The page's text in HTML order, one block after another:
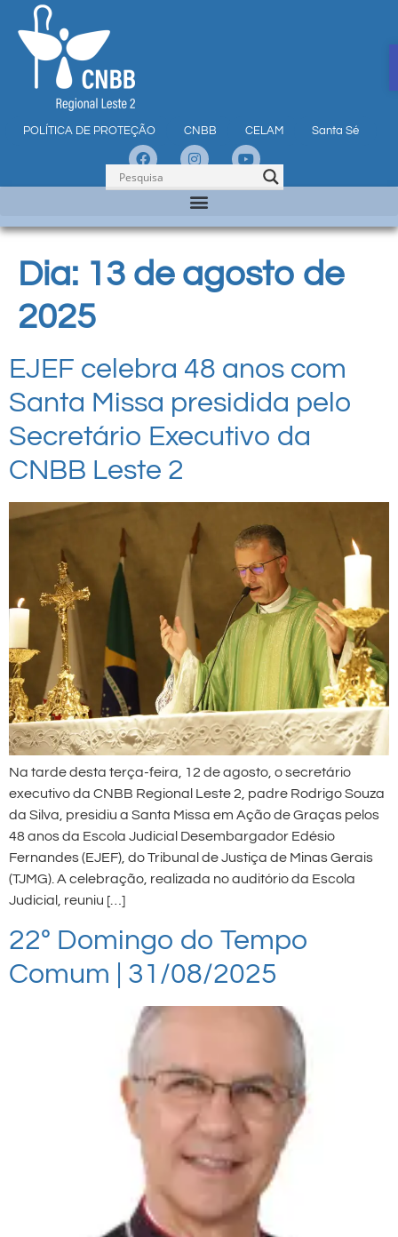
POLÍTICA DE PROTEÇÃO CNBB CELAM Santa Sé
Dia: 13 de agosto de
2025
EJEF celebra 48 anos com
Santa Missa presidida pelo
Secretário Executivo da
CNBB Leste 2
Na tarde desta terça-feira, 12 de agosto, o secretário
executivo da CNBB Regional Leste 2, padre Rodrigo Souza
da Silva, presidiu a Santa Missa em Ação de Graças pelos
48 anos da Escola Judicial Desembargador Edésio
Fernandes (EJEF), do Tribunal de Justiça de Minas Gerais
(TJMG). A celebração, realizada no auditório da Escola
Judicial, reuniu […]
22º Domingo do Tempo
Comum | 31/08/2025